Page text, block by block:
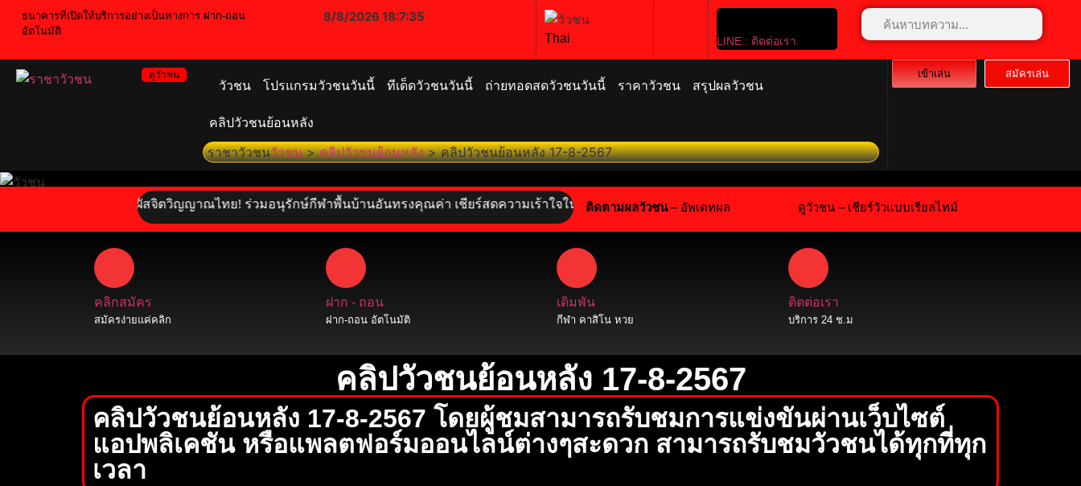
ธนาคารที่เปิดให้บริการอย่างเป็นทางการ ฝาก-ถอน
อัตโนมัติ
8/8/2026 18:7:36
Thai LINE : ติดต่อเรา
ดูวัวชน
วัวชน โปรแกรมวัวชนวันนี้ ทีเด็ดวัวชนวันนี้ ถ่ายทอดสดวัวชนวันนี้ ราคาวัวชน สรุปผลวัวชน
คลิปวัวชนย้อนหลัง
ราชาวัวชนวัวชน>คลิปวัวชนย้อนหลัง>คลิปวัวชนย้อนหลัง 17-8-2567
เข้าเล่น สมัครเล่น
วัวชน : สัมผัสจิตวิญญาณไทย! ร่วมอนุรักษ์กีฬาพื้นบ้านอันทรงคุณค่า เชียร์สดความเร้าใจในสังเวียนเดือด พร้อมลุ้นเดิมพันสุดมันส์ไปกับเรา! มาร่วมสร้างตำนานไปด้วยกัน!ลก
ติดตามผลวัวชน– อัพเดทผล ดูวัวชน – เชียร์วัวแบบเรียลไทม์
คลิกสมัคร
สมัครง่ายแค่คลิก
ฝาก - ถอน
ฝาก-ถอน อัตโนมัติ
เดิมพัน
กีฬา คาสิโน หวย
ติดต่อเรา
บริการ 24 ช.ม
คลิปวัวชนย้อนหลัง 17-8-2567
คลิปวัวชนย้อนหลัง 17-8-2567 โดยผู้ชมสามารถรับชมการแข่งขันผ่านเว็บไซต์
แอปพลิเคชัน หรือแพลตฟอร์มออนไลน์ต่างๆสะดวก สามารถรับชมวัวชนได้ทุกที่ทุก
เวลา